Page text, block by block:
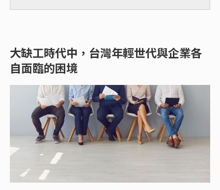
大缺工時代中，台灣年輕世代與企業各
自面臨的困境